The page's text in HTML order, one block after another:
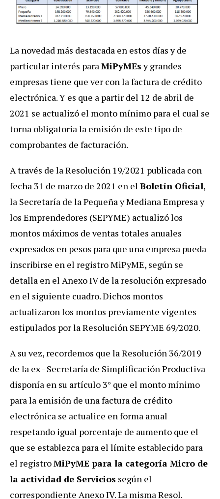
La novedad más destacada en estos días y de
particular interés para MiPyMEsy grandes
empresas tiene que ver con la factura de crédito
electrónica. Y es que a partir del 12 de abril de
2021 se actualizó el monto mínimo para el cual se
torna obligatoria la emisión de este tipo de
comprobantes de facturación.
A través de la Resolución 19/2021 publicada con
fecha 31 de marzo de 2021 en el Boletín Oficial,
la Secretaría de la Pequeña y Mediana Empresa y
los Emprendedores (SEPYME) actualizó los
montos máximos de ventas totales anuales
expresados en pesos para que una empresa pueda
inscribirse en el registro MiPyME, según se
detalla en el Anexo IV de la resolución expresado
en el siguiente cuadro. Dichos montos
actualizaron los montos previamente vigentes
estipulados por la Resolución SEPYME 69/2020.
A su vez, recordemos que la Resolución 36/2019
de la ex - Secretaría de Simplificación Productiva
disponía en su artículo 3° que el monto mínimo
para la emisión de una factura de crédito
electrónica se actualice en forma anual
respetando igual porcentaje de aumento que el
que se establezca para el límite establecido para
el registroMiPyME para la categoría Micro de
la actividad de Servicios según el
correspondiente Anexo IV. La misma Resol.